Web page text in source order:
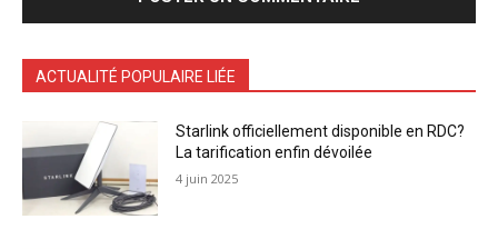
ACTUALITÉ POPULAIRE LIÉE
Starlink officiellement disponible en RDC?
La tarification enfin dévoilée
4 juin 2025